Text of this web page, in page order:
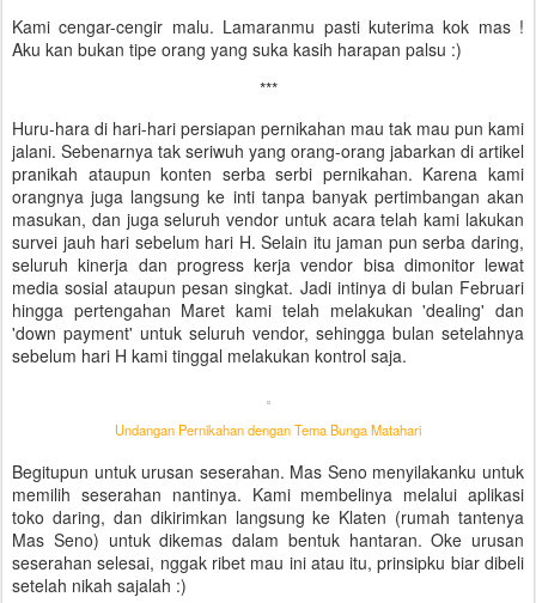
Kami cengar-cengir malu. Lamaranmu pasti kuterima kok mas !
Aku kan bukan tipe orang yang suka kasih harapan palsu :)
***
Huru-hara di hari-hari persiapan pernikahan mau tak mau pun kami
jalani. Sebenarnya tak seriwuh yang orang-orang jabarkan di artikel
pranikah ataupun konten serba serbi pernikahan. Karena kami
orangnya juga langsung ke inti tanpa banyak pertimbangan akan
masukan, dan juga seluruh vendor untuk acara telah kami lakukan
survei jauh hari sebelum hari H. Selain itu jaman pun serba daring,
seluruh kinerja dan progress kerja vendor bisa dimonitor lewat
media sosial ataupun pesan singkat. Jadi intinya di bulan Februari
hingga pertengahan Maret kami telah melakukan 'dealing' dan
'down payment' untuk seluruh vendor, sehingga bulan setelahnya
sebelum hari H kami tinggal melakukan kontrol saja.
Undangan Pernikahan dengan Tema Bunga Matahari
Begitupun untuk urusan seserahan. Mas Seno menyilakanku untuk
memilih seserahan nantinya. Kami membelinya melalui aplikasi
toko daring, dan dikirimkan langsung ke Klaten (rumah tantenya
Mas Seno) untuk dikemas dalam bentuk hantaran. Oke urusan
seserahan selesai, nggak ribet mau ini atau itu, prinsipku biar dibeli
setelah nikah sajalah :)